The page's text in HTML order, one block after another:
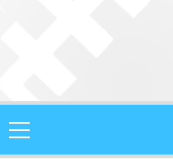
principal